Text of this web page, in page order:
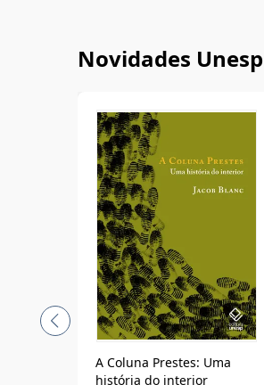
Novidades Unesp
A Coluna Prestes: Uma
história do interior